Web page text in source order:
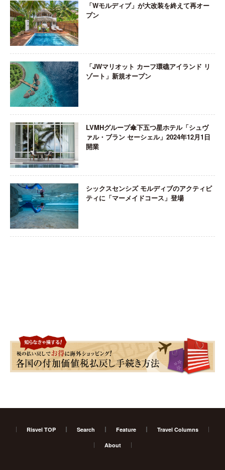
「Wモルディブ」が大改装を終えて再オー
プン
「JWマリオット カーフ環礁アイランド リ
ゾート」新規オープン
LVMHグループ傘下五つ星ホテル「シュヴ
ァル・ブラン セーシェル」2024年12月1日
開業
シックスセンシズ モルディブのアクティビ
ティに「マーメイドコース」登場
Risvel TOP Search Feature Travel Columns
About